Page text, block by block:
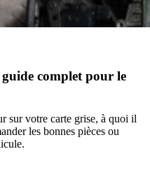
complet pour le
sur votre carte grise, à quoi il
les bonnes pièces ou